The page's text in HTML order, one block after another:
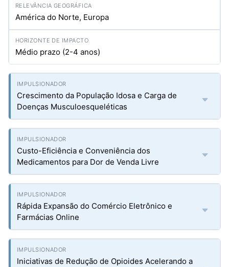
América do Norte, Europa
Médio prazo (2-4 anos)
Crescimento da População Idosa e Carga de
Doenças Musculoesqueléticas
Custo-Eficiência e Conveniência dos
Medicamentos para Dor de Venda Livre
Rápida Expansão do Comércio Eletrônico e
Farmácias Online
Iniciativas de Redução de Opioides Acelerando a